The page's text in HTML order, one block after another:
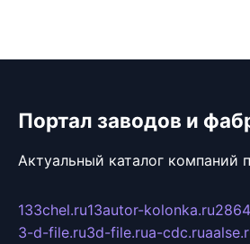
Портал заводов и
Актуальный каталог компаний
133chel.ru13autor-kolonka.ru
3-d-file.ru3d-file.rua-cdc.ru